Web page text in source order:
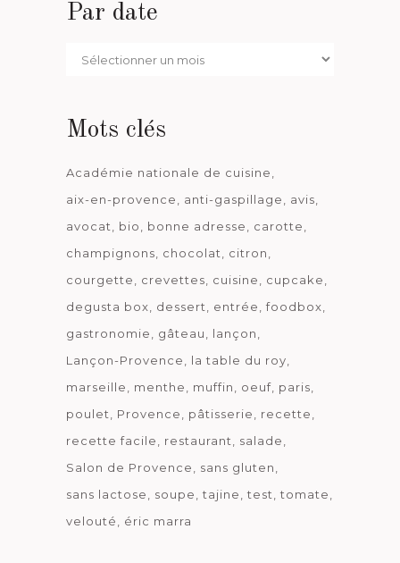
Par date
Par
Mots clés
Académie nationale de cuisine
aix-en-provence
anti-gaspillage
avis
avocat
bio bonne adresse
carotte
champignons
chocolat
citron
courgette
crevettes cuisine
cupcake
degusta box
dessert entrée
foodbox
gastronomie
gâteau
lançon
Lançon-Provence
la table du roy
marseille
menthe muffin oeuf paris
poulet
Provence pâtisserie
recette
recette facile
restaurant
salade
Salon de Provence
sans gluten
sans lactose
soupe tajine test tomate
velouté
éric marra